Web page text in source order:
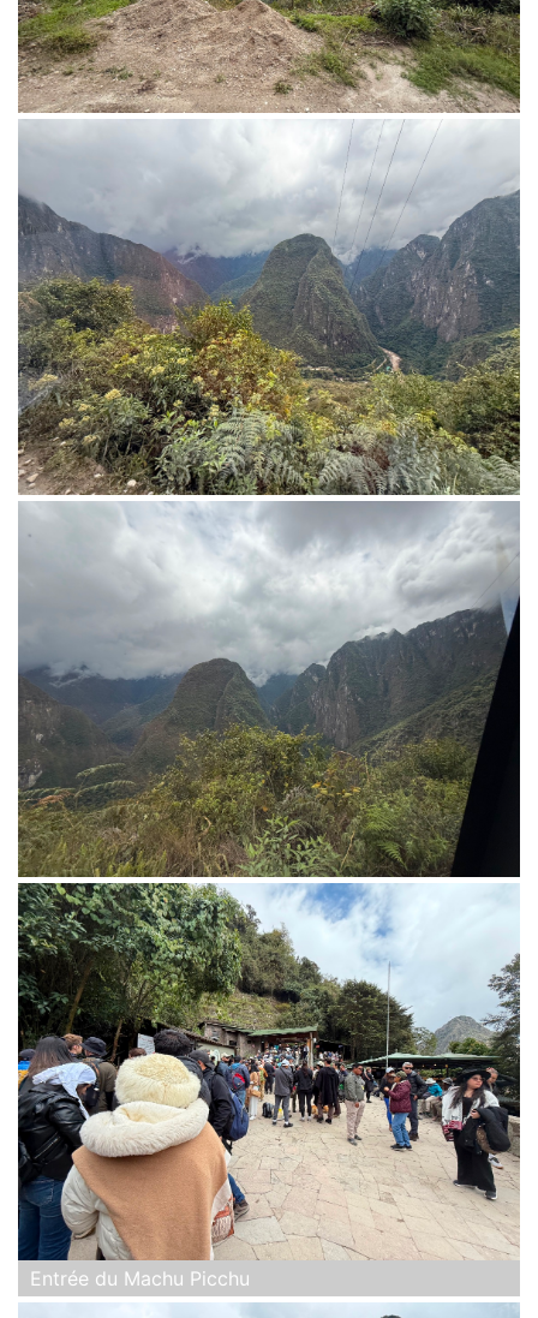
Entrée du Machu Picchu